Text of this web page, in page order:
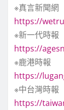
※真言新聞網
https://
※新一代時報
https://
※鹿港時報
https://
※中台灣時報
https://